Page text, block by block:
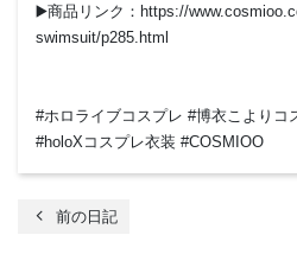
▶️商品リンク：https://
swimsuit/p285.html
#ホロライブコスプレ #博衣こよりコ
#holoXコスプレ衣装 #COSMIOO
chevron_left 前の日記